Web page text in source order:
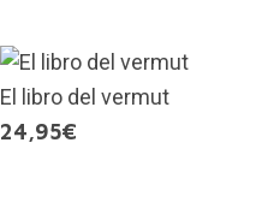
El libro del vermut
24,95€